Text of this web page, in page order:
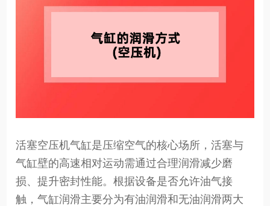
活塞空压机气缸是压缩空气的核心场所，活塞与
气缸壁的高速相对运动需通过合理润滑减少磨
损、提升密封性能。根据设备是否允许油气接
触，气缸润滑主要分为有油润滑和无油润滑两大